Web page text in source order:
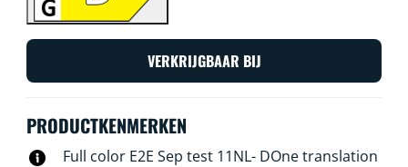
VERKRIJGBAAR BIJ
PRODUCTKENMERKEN
Full color E2E Sep test 11NL- DOne translation